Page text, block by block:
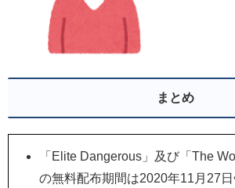
まとめ
「Elite Dangerous」及び「The
の無料配布期間は2020年11月27